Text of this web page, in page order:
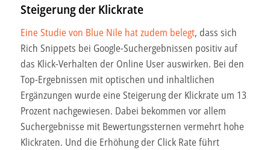
Steigerung der Klickrate
Eine Studie von Blue Nile hat zudem belegt, dass sich
Rich Snippets bei Google-Suchergebnissen positiv auf
das Klick-Verhalten der Online User auswirken. Bei den
Top-Ergebnissen mit optischen und inhaltlichen
Ergänzungen wurde eine Steigerung der Klickrate um 13
Prozent nachgewiesen. Dabei bekommen vor allem
Suchergebnisse mit Bewertungssternen vermehrt hohe
Klickraten. Und die Erhöhung der Click Rate führt